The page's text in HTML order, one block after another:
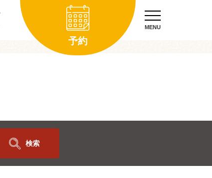
予約
MENU
検索